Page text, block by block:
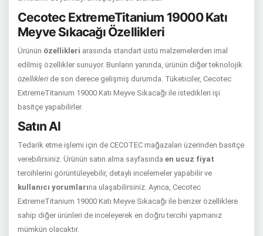
Cecotec ExtremeTitanium 19000 Katı
Meyve Sıkacağı Özellikleri
Ürünün özellikleri arasında standart üstü malzemelerden imal
edilmiş özellikler sunuyor. Bunların yanında, ürünün diğer teknolojik
özellikleri de son derece gelişmiş durumda. Tüketiciler, Cecotec
ExtremeTitanium 19000 Katı Meyve Sıkacağı ile istedikleri işi
basitçe yapabilirler.
Satın Al
Tedarik etme işlemi için de CECOTEC mağazaları üzerinden basitçe
verebilirsiniz. Ürünün satın alma sayfasında en ucuz fiyat
tercihlerini görüntüleyebilir, detaylı incelemeler yapabilir ve
kullanıcı yorumlarına ulaşabilirsiniz. Ayrıca, Cecotec
ExtremeTitanium 19000 Katı Meyve Sıkacağı ile benzer özelliklere
sahip diğer ürünleri de inceleyerek en doğru tercihi yapmanız
mümkün olacaktır.